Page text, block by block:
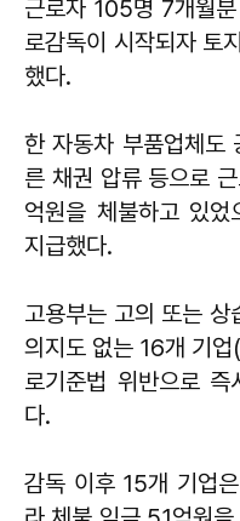
근로자 105명 7개월
로감독이 시작되자 토
했다.
한 자동차 부품업체도
른 채권 압류 등으로
억원을 체불하고 있
지급했다.
고용부는 고의 또는
의지도 없는 16개 기
로기준법 위반으로
다.
감독 이후 15개 기업